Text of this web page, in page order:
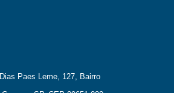
Paes Leme, 127, Bairro